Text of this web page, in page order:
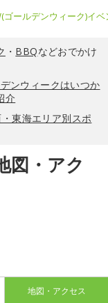
ゴールデンウィーク)イ
・ BBQなどおでかけ
ンウィークはいつか
介
東海エリア別スポ
図・アク
地図・アクセス